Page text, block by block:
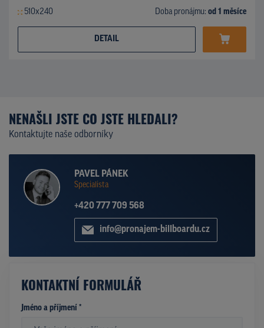
510x240 Doba pronájmu: od 1 měsíce
DETAIL
NENAŠLI JSTE CO JSTE HLEDALI?
Kontaktujte naše odborníky
PAVEL PÁNEK
Specialista
+420 777 709 568
info@pronajem-billboardu.cz
KONTAKTNÍ FORMULÁŘ
Jméno a příjmení *